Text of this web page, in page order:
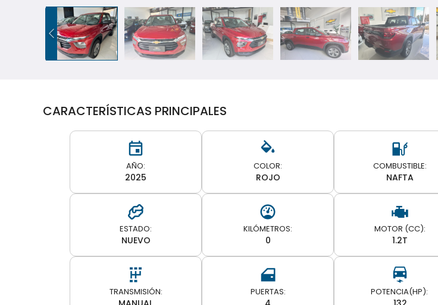
CARACTERÍSTICAS PRINCIPALES
AÑO:
2025
COLOR:
ROJO
COMBUSTIBLE:
NAFTA
ESTADO:
NUEVO
KILÓMETROS:
0
MOTOR (CC):
1.2T
TRANSMISIÓN: PUERTAS: